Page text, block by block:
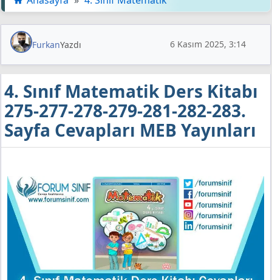
FurkanYazdı 6 Kasım 2025, 3:14
4. Sınıf Matematik Ders Kitabı
275-277-278-279-281-282-283.
Sayfa Cevapları MEB Yayınları